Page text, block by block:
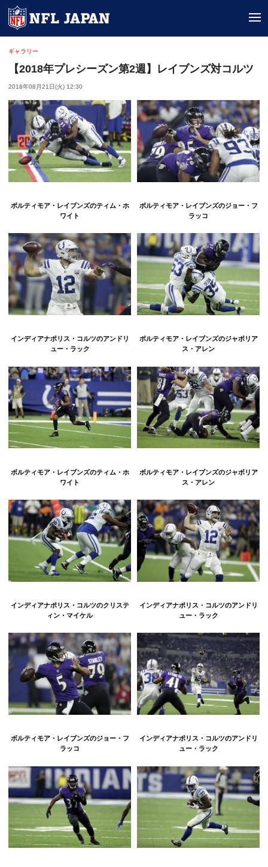
ギャラリー
【2018年プレシーズン第2週】レイブンズ対コルツ
2018年08月21日(火) 12:30
ボルティモア・レイブンズのティム・ホ
ワイト
ボルティモア・レイブンズのジョー・フ
ラッコ
インディアナポリス・コルツのアンドリ
ュー・ラック
ボルティモア・レイブンズのジャボリア
ス・アレン
ボルティモア・レイブンズのティム・ホ
ワイト
ボルティモア・レイブンズのジャボリア
ス・アレン
インディアナポリス・コルツのクリステ
ィン・マイケル
インディアナポリス・コルツのアンドリ
ュー・ラック
ボルティモア・レイブンズのジョー・フ
ラッコ
インディアナポリス・コルツのアンドリ
ュー・ラック